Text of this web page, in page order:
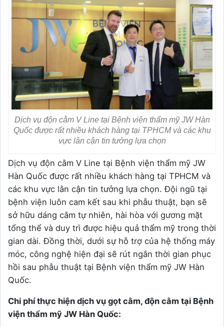
Dịch vụ độn cằm V Line tại Bệnh viện thẩm mỹ JW Hàn
Quốc được rất nhiều khách hàng tại TPHCM và các khu
vực lân cận tin tưởng lựa chọn
Dịch vụ độn cằm V Line tại Bệnh viện thẩm mỹ JW
Hàn Quốc được rất nhiều khách hàng tại TPHCM và
các khu vực lân cận tin tưởng lựa chọn. Đội ngũ tại
bệnh viện luôn cam kết sau khi phẫu thuật, bạn sẽ
sở hữu dáng cằm tự nhiên, hài hòa với gương mặt
tổng thể và duy trì được hiệu quả thẩm mỹ trong thời
gian dài. Đồng thời, dưới sự hỗ trợ của hệ thống máy
móc, công nghệ hiện đại sẽ rút ngắn thời gian phục
hồi sau phẫu thuật tại Bệnh viện thẩm mỹ JW Hàn
Quốc.
Chi phí thực hiện dịch vụ gọt cằm, độn cằm tại Bệnh
viện thẩm mỹ JW Hàn Quốc: